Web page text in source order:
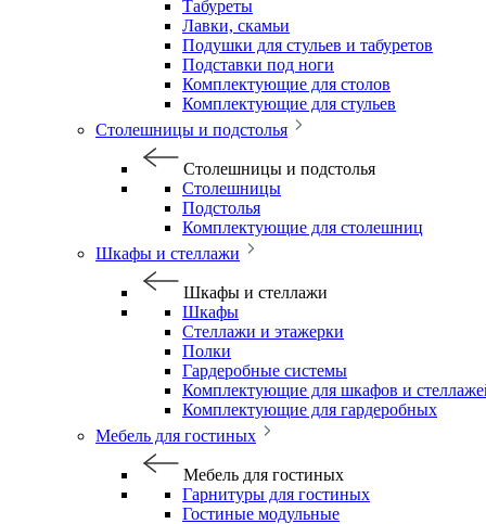
Табуреты
Лавки, скамьи
Подушки для стульев и табуретов
Подставки под ноги
Комплектующие для столов
Комплектующие для стульев
Столешницы и подстолья
Столешницы и подстолья
Столешницы
Подстолья
Комплектующие для столешниц
Шкафы и стеллажи
Шкафы и стеллажи
Шкафы
Стеллажи и этажерки
Полки
Гардеробные системы
Комплектующие для шкафов и
Комплектующие для гардеробных
Мебель для гостиных
Мебель для гостиных
Гарнитуры для гостиных
Гостиные модульные